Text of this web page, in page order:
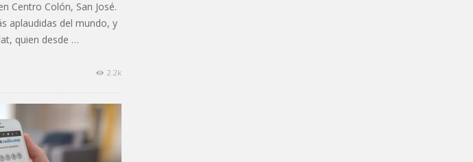
Centro Colón, San José.
aplaudidas del mundo, y
quien desde …
2.2k